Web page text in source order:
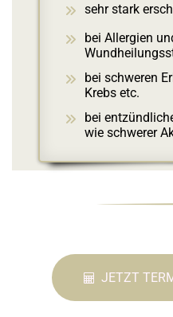
sehr stark
bei Allergien
bei schweren
Krebs etc.
bei
wie schwerer
JETZT